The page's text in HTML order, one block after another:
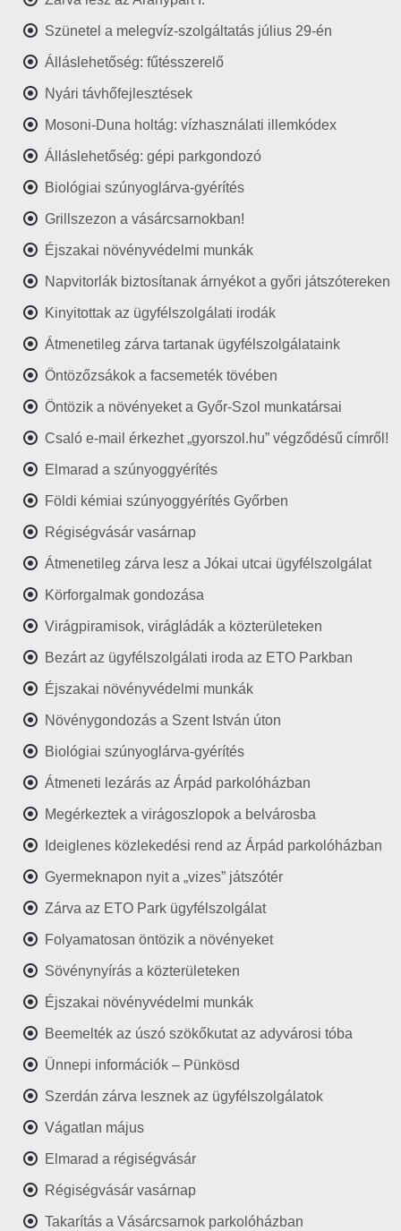
Szünetel a melegvíz-szolgáltatás július 29-én
Álláslehetőség: fűtésszerelő
Nyári távhőfejlesztések
Mosoni-Duna holtág: vízhasználati illemkódex
Álláslehetőség: gépi parkgondozó
Biológiai szúnyoglárva-gyérítés
Grillszezon a vásárcsarnokban!
Éjszakai növényvédelmi munkák
Napvitorlák biztosítanak árnyékot a győri játszótereken
Kinyitottak az ügyfélszolgálati irodák
Átmenetileg zárva tartanak ügyfélszolgálataink
Öntözőzsákok a facsemeték tövében
Öntözik a növényeket a Győr-Szol munkatársai
Csaló e-mail érkezhet „gyorszol.hu” végződésű címről!
Elmarad a szúnyoggyérítés
Földi kémiai szúnyoggyérítés Győrben
Régiségvásár vasárnap
Átmenetileg zárva lesz a Jókai utcai ügyfélszolgálat
Körforgalmak gondozása
Virágpiramisok, virágládák a közterületeken
Bezárt az ügyfélszolgálati iroda az ETO Parkban
Éjszakai növényvédelmi munkák
Növénygondozás a Szent István úton
Biológiai szúnyoglárva-gyérítés
Átmeneti lezárás az Árpád parkolóházban
Megérkeztek a virágoszlopok a belvárosba
Ideiglenes közlekedési rend az Árpád parkolóházban
Gyermeknapon nyit a „vizes” játszótér
Zárva az ETO Park ügyfélszolgálat
Folyamatosan öntözik a növényeket
Sövénynyírás a közterületeken
Éjszakai növényvédelmi munkák
Beemelték az úszó szökőkutat az adyvárosi tóba
Ünnepi információk – Pünkösd
Szerdán zárva lesznek az ügyfélszolgálatok
Vágatlan május
Elmarad a régiségvásár
Régiségvásár vasárnap
Takarítás a Vásárcsarnok parkolóházban